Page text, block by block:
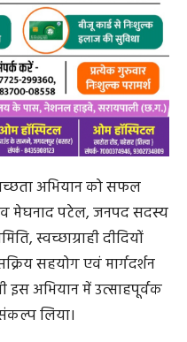
अभियान को सफल
मेघनाद पटेल, जनपद सदस्य
स्वच्छाग्राही दीदियों
सहयोग एवं मार्गदर्शन
इस अभियान में उत्साहपूर्वक
लिया।